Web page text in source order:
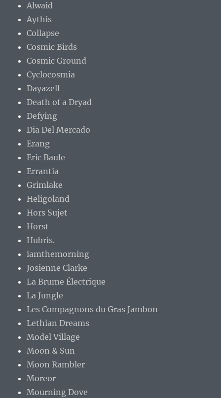
Alwaid
Aythis
Collapse
Cosmic Birds
Cosmic Ground
Cyclocosmia
Dayazell
Death of a Dryad
Defying
Dia Del Mercado
Erang
Eric Baule
Errantia
Grimlake
Heligoland
Hors Sujet
Horst
Hubris.
iamthemorning
Josienne Clarke
La Brume Électrique
La Jungle
Les Compagnons du Gras Jambon
Lethian Dreams
Model Village
Moon & Sun
Moon Rambler
Moreor
Mourning Dove